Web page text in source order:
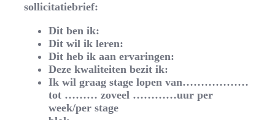
sollicitatiebrief:
Dit ben ik:
Dit wil ik leren:
Dit heb ik aan ervaringen:
Deze kwaliteiten bezit ik:
Ik wil graag stage lopen van………………
tot ……… zoveel …………uur per
week/per stage